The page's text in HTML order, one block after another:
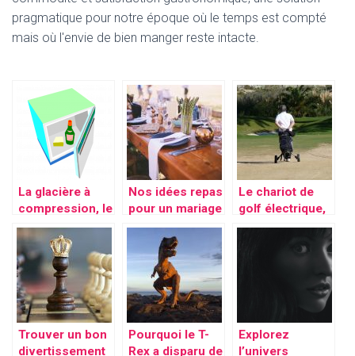
pragmatique pour notre époque où le temps est compté
mais où l'envie de bien manger reste intacte.
La glacière à
compression, le
meilleur outil de
conservation
Nos idées repas
pour un mariage
champêtre
Le chariot de
golf électrique,
un accessoire
Trouver un bon
divertissement
Pourquoi le T-
Rex a disparu de
Explorez
l’univers